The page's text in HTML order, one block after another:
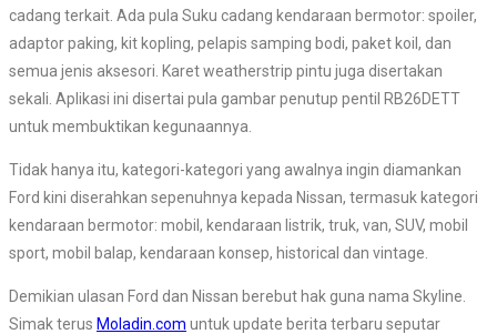
cadang terkait. Ada pula Suku cadang kendaraan bermotor: spoiler,
adaptor paking, kit kopling, pelapis samping bodi, paket koil, dan
semua jenis aksesori. Karet weatherstrip pintu juga disertakan
sekali. Aplikasi ini disertai pula gambar penutup pentil RB26DETT
untuk membuktikan kegunaannya.
Tidak hanya itu, kategori-kategori yang awalnya ingin diamankan
Ford kini diserahkan sepenuhnya kepada Nissan, termasuk kategori
kendaraan bermotor: mobil, kendaraan listrik, truk, van, SUV, mobil
sport, mobil balap, kendaraan konsep, historical dan vintage.
Demikian ulasan Ford dan Nissan berebut hak guna nama Skyline.
Simak terus Moladin.com untuk update berita terbaru seputar